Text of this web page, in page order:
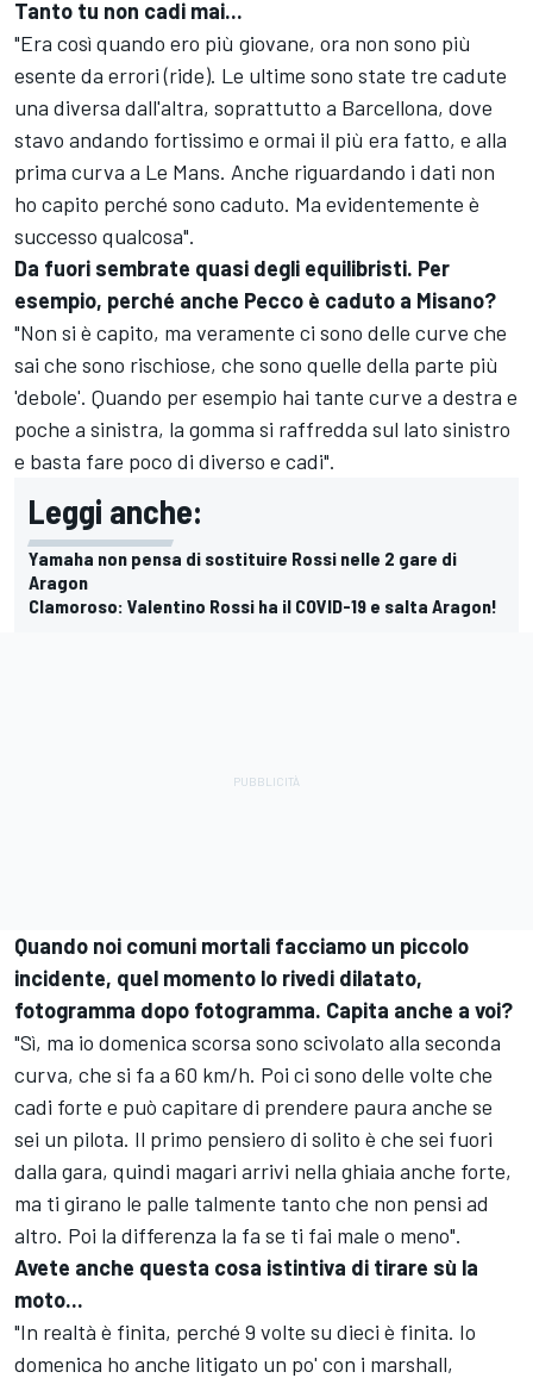
Tanto tu non cadi mai...
"Era così quando ero più giovane, ora non sono più
esente da errori (ride). Le ultime sono state tre cadute
una diversa dall'altra, soprattutto a Barcellona, dove
stavo andando fortissimo e ormai il più era fatto, e alla
prima curva a Le Mans. Anche riguardando i dati non
ho capito perché sono caduto. Ma evidentemente è
successo qualcosa".
Da fuori sembrate quasi degli equilibristi. Per
esempio, perché anche Pecco è caduto a Misano?
"Non si è capito, ma veramente ci sono delle curve che
sai che sono rischiose, che sono quelle della parte più
'debole'. Quando per esempio hai tante curve a destra e
poche a sinistra, la gomma si raffredda sul lato sinistro
e basta fare poco di diverso e cadi".
Leggi anche:
Yamaha non pensa di sostituire Rossi nelle 2 gare di
Aragon
Clamoroso: Valentino Rossi ha il COVID-19 e salta Aragon!
Quando noi comuni mortali facciamo un piccolo
incidente, quel momento lo rivedi dilatato,
fotogramma dopo fotogramma. Capita anche a voi?
"Sì, ma io domenica scorsa sono scivolato alla seconda
curva, che si fa a 60 km/h. Poi ci sono delle volte che
cadi forte e può capitare di prendere paura anche se
sei un pilota. Il primo pensiero di solito è che sei fuori
dalla gara, quindi magari arrivi nella ghiaia anche forte,
ma ti girano le palle talmente tanto che non pensi ad
altro. Poi la differenza la fa se ti fai male o meno".
Avete anche questa cosa istintiva di tirare sù la
moto...
"In realtà è finita, perché 9 volte su dieci è finita. Io
domenica ho anche litigato un po' con i marshall,